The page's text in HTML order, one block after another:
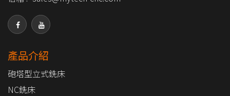
產品介紹
砲塔型立式銑床
NC銑床